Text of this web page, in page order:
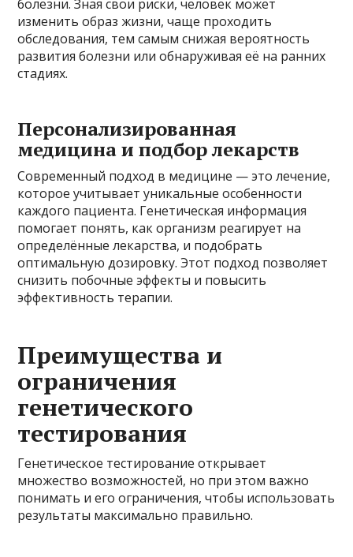
болезни. Зная свои риски, человек может
изменить образ жизни, чаще проходить
обследования, тем самым снижая вероятность
развития болезни или обнаруживая её на ранних
стадиях.
Персонализированная
медицина и подбор лекарств
Современный подход в медицине — это лечение,
которое учитывает уникальные особенности
каждого пациента. Генетическая информация
помогает понять, как организм реагирует на
определённые лекарства, и подобрать
оптимальную дозировку. Этот подход позволяет
снизить побочные эффекты и повысить
эффективность терапии.
Преимущества и
ограничения
генетического
тестирования
Генетическое тестирование открывает
множество возможностей, но при этом важно
понимать и его ограничения, чтобы использовать
результаты максимально правильно.